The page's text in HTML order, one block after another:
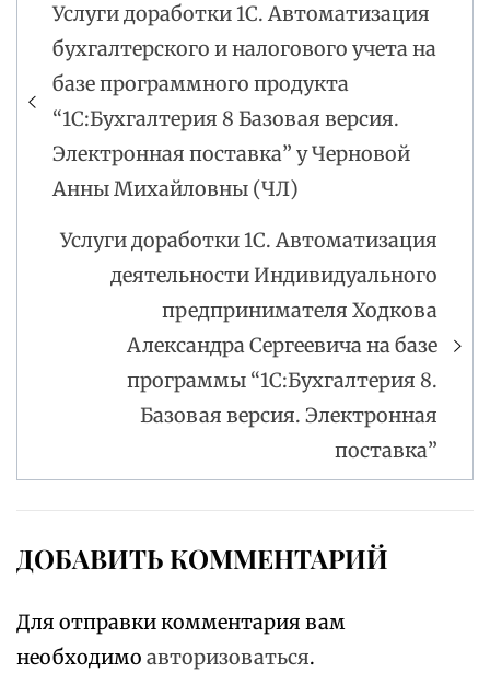
Навигация
по
записям
Услуги доработки 1С. Автоматизация
бухгалтерского и налогового учета на
базе программного продукта
“1С:Бухгалтерия 8 Базовая версия.
Электронная поставка” у Черновой
Анны Михайловны (ЧЛ)
Услуги доработки 1С. Автоматизация
деятельности Индивидуального
предпринимателя Ходкова
Александра Сергеевича на базе
программы “1С:Бухгалтерия 8.
Базовая версия. Электронная
поставка”
ДОБАВИТЬ КОММЕНТАРИЙ
Для отправки комментария вам
необходимо авторизоваться.